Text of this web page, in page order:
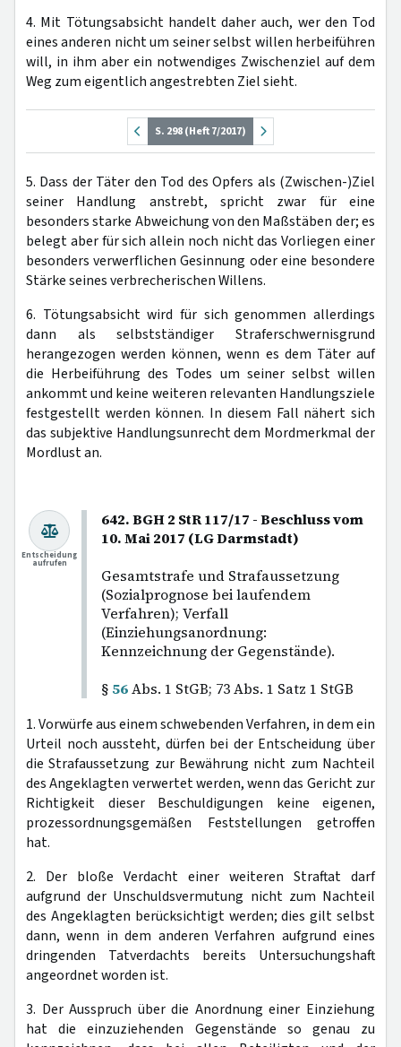
4. Mit Tötungsabsicht handelt daher auch, wer den Tod
eines anderen nicht um seiner selbst willen herbeiführen
will, in ihm aber ein notwendiges Zwischenziel auf dem
Weg zum eigentlich angestrebten Ziel sieht.
S. 298 (Heft 7/2017)
5. Dass der Täter den Tod des Opfers als (Zwischen-)Ziel
seiner Handlung anstrebt, spricht zwar für eine
besonders starke Abweichung von den Maßstäben der; es
belegt aber für sich allein noch nicht das Vorliegen einer
besonders verwerflichen Gesinnung oder eine besondere
Stärke seines verbrecherischen Willens.
6. Tötungsabsicht wird für sich genommen allerdings
dann als selbstständiger Straferschwernisgrund
herangezogen werden können, wenn es dem Täter auf
die Herbeiführung des Todes um seiner selbst willen
ankommt und keine weiteren relevanten Handlungsziele
festgestellt werden können. In diesem Fall nähert sich
das subjektive Handlungsunrecht dem Mordmerkmal der
Mordlust an.
642. BGH 2 StR 117/17 - Beschluss vom
10. Mai 2017 (LG Darmstadt)
Gesamtstrafe und Strafaussetzung
(Sozialprognose bei laufendem
Verfahren); Verfall
(Einziehungsanordnung:
Kennzeichnung der Gegenstände).
§ 56Abs. 1 StGB; 73 Abs. 1 Satz 1 StGB
Entscheidung
aufrufen
1. Vorwürfe aus einem schwebenden Verfahren, in dem ein
Urteil noch aussteht, dürfen bei der Entscheidung über
die Strafaussetzung zur Bewährung nicht zum Nachteil
des Angeklagten verwertet werden, wenn das Gericht zur
Richtigkeit dieser Beschuldigungen keine eigenen,
prozessordnungsgemäßen Feststellungen getroffen
hat.
2. Der bloße Verdacht einer weiteren Straftat darf
aufgrund der Unschuldsvermutung nicht zum Nachteil
des Angeklagten berücksichtigt werden; dies gilt selbst
dann, wenn in dem anderen Verfahren aufgrund eines
dringenden Tatverdachts bereits Untersuchungshaft
angeordnet worden ist.
3. Der Ausspruch über die Anordnung einer Einziehung
hat die einzuziehenden Gegenstände so genau zu